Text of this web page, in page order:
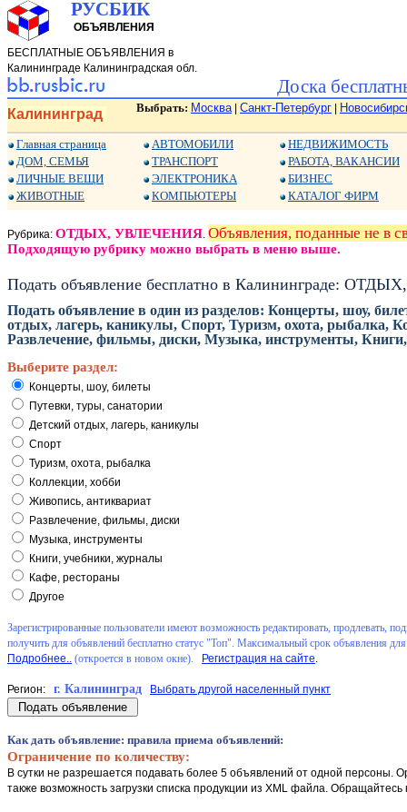
РУСБИК
ОБЪЯВЛЕНИЯ
БЕСПЛАТНЫЕ ОБЪЯВЛЕНИЯ в
Калининграде Калининградская обл.
Доска
Калининград Выбрать: Москва| Санкт-Петербург
Главная страница
ДОМ, СЕМЬЯ
ЛИЧНЫЕ ВЕЩИ
ЖИВОТНЫЕ
АВТОМОБИЛИ
ТРАНСПОРТ
ЭЛЕКТРОНИКА
КОМПЬЮТЕРЫ
НЕДВИЖИМОСТЬ
РАБОТА, ВАКАНСИИ
БИЗНЕС
КАТАЛОГ ФИРМ
Рубрика: ОТДЫХ, УВЛЕЧЕНИЯ. Объявления, поданные не
Подходящую рубрику можно выбрать в меню выше.
Подать объявление бесплатно в Калининграде:
Подать объявление в один из разделов: Концерты, шоу,
отдых, лагерь, каникулы, Спорт, Туризм, охота, рыбалка,
Развлечение, фильмы, диски, Музыка, инструменты,
Выберите раздел:
Концерты, шоу, билеты
Путевки, туры, санатории
Детский отдых, лагерь, каникулы
Спорт
Туризм, охота, рыбалка
Коллекции, хобби
Живопись, антиквариат
Развлечение, фильмы, диски
Музыка, инструменты
Книги, учебники, журналы
Кафе, рестораны
Другое
Зарегистрированные пользователи имеют возможность редактировать, продлевать,
получить для объявлений бесплатно статус "Топ". Максимальный срок объявления
Подробнее.. (откроется в новом окне). Регистрация на сайте.
Регион: г. Калининград Выбрать другой населенный пункт
Как дать объявление: правила приема объявлений:
Ограничение по количеству:
В сутки не разрешается подавать более 5 объявлений от одной персоны.
также возможность загрузки списка продукции из XML файла.